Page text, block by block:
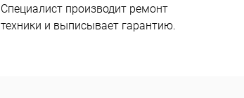
Специалист производит ремонт
техники и выписывает гарантию.